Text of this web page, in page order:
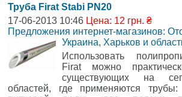
Труба Firat Stabi PN20
17-06-2013 10:46 Цена: 12 грн. ₴
Предложения интернет-магазинов:
Украина, Харьков и
Использовать
Firat можно
существующих на
областей, где применяются